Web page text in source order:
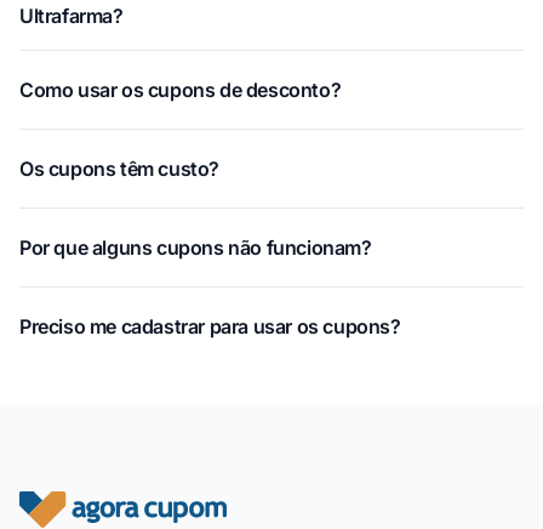
Ultrafarma?
Como usar os cupons de desconto?
Os cupons têm custo?
Por que alguns cupons não funcionam?
Preciso me cadastrar para usar os cupons?
Rodapé do site